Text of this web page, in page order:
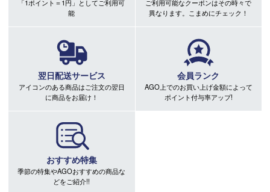
「1ポイント＝1円」としてご利用可
能
ご利用可能なクーポンはその時々で
異なります。こまめにチェック！
翌日配送サービス
アイコンのある商品はご注文の翌日
に商品をお届け！
会員ランク
AGO上でのお買い上げ金額によって
ポイント付与率アップ!
おすすめ特集
季節の特集やAGOおすすめの商品な
どをご紹介!!